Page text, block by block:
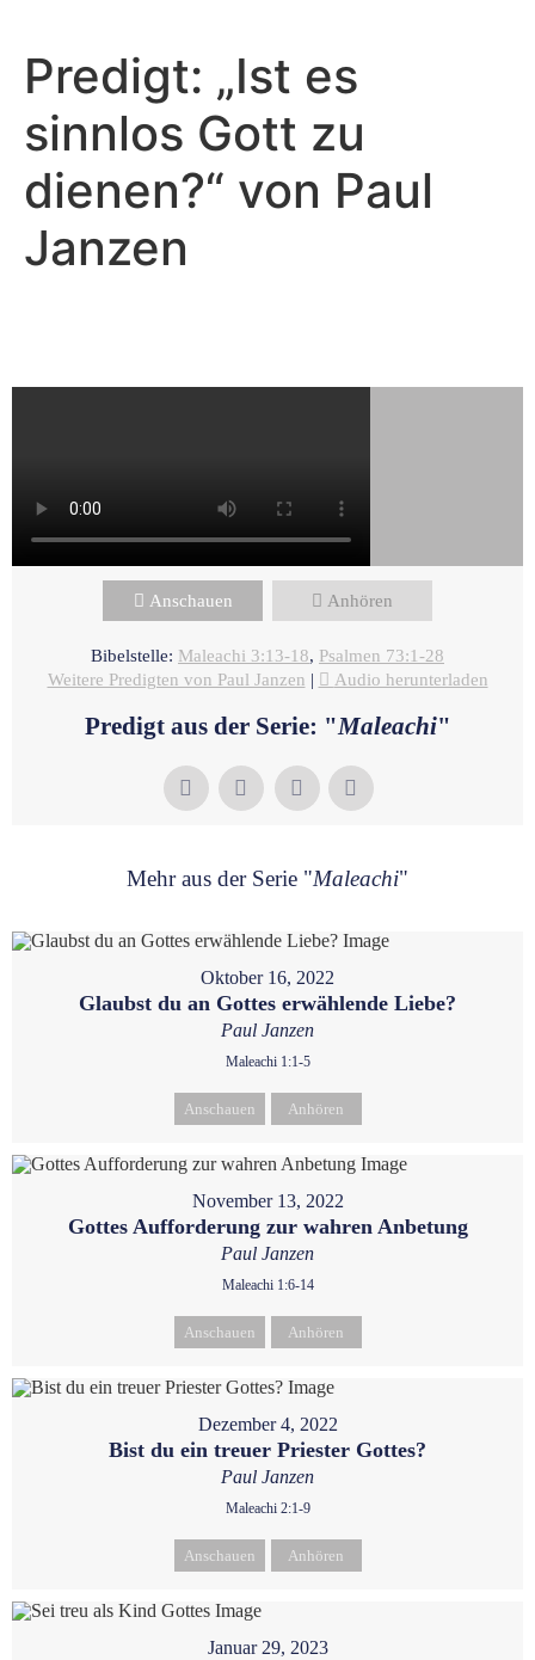
Predigt: „Ist es
sinnlos Gott zu
dienen?“ von Paul
Janzen
Anschauen Anhören
Bibelstelle: Maleachi 3:13-18, Psalmen 73:1-28
Weitere Predigten von Paul Janzen | Audio herunterladen
Predigt aus der Serie: "Maleachi"
Mehr aus der Serie "Maleachi"
Oktober 16, 2022
Glaubst du an Gottes erwählende Liebe?
Paul Janzen
Maleachi 1:1-5
Anschauen Anhören
November 13, 2022
Gottes Aufforderung zur wahren Anbetung
Paul Janzen
Maleachi 1:6-14
Anschauen Anhören
Dezember 4, 2022
Bist du ein treuer Priester Gottes?
Paul Janzen
Maleachi 2:1-9
Anschauen Anhören
Januar 29, 2023